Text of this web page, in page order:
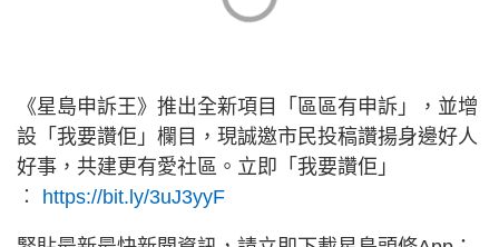
《星島申訴王》推出全新項目「區區有申訴」，並增
設「我要讚佢」欄目，現誠邀市民投稿讚揚身邊好人
好事，共建更有愛社區。立即「我要讚佢」
︰ https://bit.ly/3uJ3yyF